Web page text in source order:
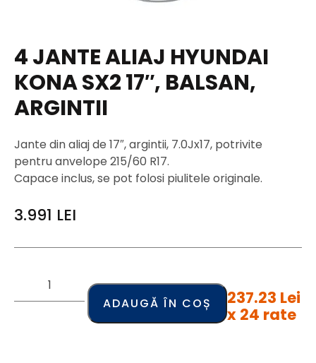
4 JANTE ALIAJ HYUNDAI
KONA SX2 17″, BALSAN,
ARGINTII
Jante din aliaj de 17″, argintii, 7.0Jx17, potrivite
pentru anvelope 215/60 R17.
Capace inclus, se pot folosi piulitele originale.
3.991 LEI
ADAUGĂ ÎN COȘ
237.23 Lei
x 24 rate